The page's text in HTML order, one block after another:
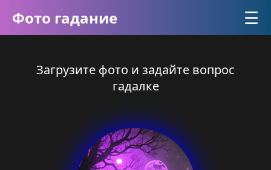
Фото гадание ☰
Загрузите фото и задайте вопрос
гадалке